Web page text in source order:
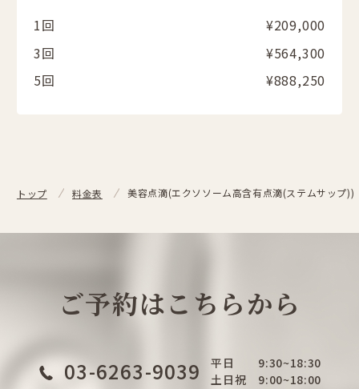
1回
¥209,000
3回
¥564,300
5回
¥888,250
トップ 料金表 美容点滴(エクソソーム高含有点滴(ステムサップ))
ご予約はこちらから
03-6263-9039 平日
9:30~18:30
土日祝
9:00~18:00